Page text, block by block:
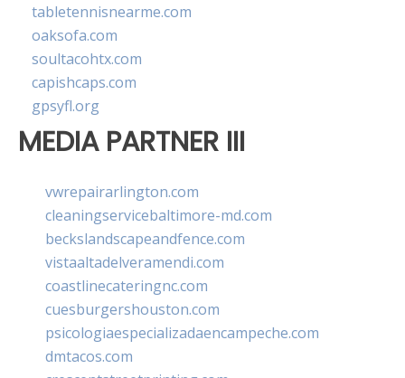
tabletennisnearme.com
oaksofa.com
soultacohtx.com
capishcaps.com
gpsyfl.org
MEDIA PARTNER III
vwrepairarlington.com
cleaningservicebaltimore-md.com
beckslandscapeandfence.com
vistaaltadelveramendi.com
coastlinecateringnc.com
cuesburgershouston.com
psicologiaespecializadaencampeche.com
dmtacos.com